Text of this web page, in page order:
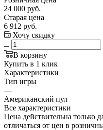
24 000 руб.
Старая цена
6 912 руб.
Хочу скидку
В корзину
Купить в 1 клик
Характеристики
Тип игры
—
Американский пул
Все характеристики
Цена действительна только
отличаться от цен в